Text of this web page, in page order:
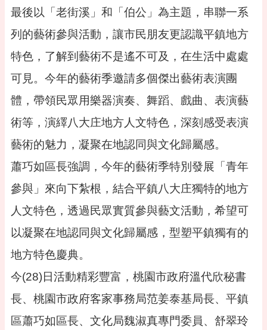
常
問
答
桃
園
市
府
隱
私
權
政
府
網
站
資
料
開
宣
最後以「老街溪」和「伯公」為主題，串聯一系
列的藝術參與活動，讓市民朋友更認識平鎮地方
特色，了解到藝術不是遙不可及，在生活中處處
可見。今年的藝術季邀請多個傑出藝術表演團
體，帶領民眾用樂器演奏、舞蹈、戲曲、表演藝
術等，演繹八大庄地方人文特色，深刻感受表演
藝術的魅力，凝聚在地認同與文化歸屬感。
蕭巧如區長強調，今年的藝術季特別發展「青年
參與」來向下紮根，結合平鎮八大庄獨特的地方
人文特色，透過民眾實質參與藝文活動，希望可
以凝聚在地認同與文化歸屬感，型塑平鎮獨有的
地方特色慶典。
今(28)日活動精彩豐富，桃園市政府溫代欣秘書
長、桃園市政府客家事務局范姜泰基局長、平鎮
區蕭巧如區長、文化局魏淑真專門委員、舒翠玲